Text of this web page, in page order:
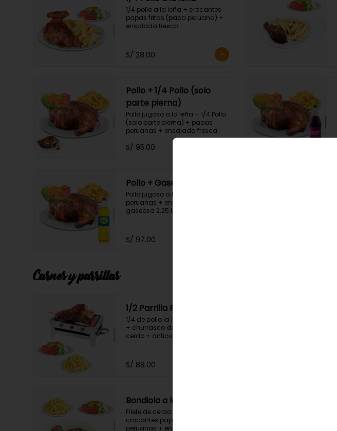
1/4 pollo a la leña + crocantes
papas fritas (papa peruana) +
ensalada fresca.
S/ 28.00
Pollo + 1/4 Pollo (solo
parte pierna)
Pollo jugoso a la leña + 1/4 Pollo
(solo parte pierna) + papas
peruanas + ensalada fresca.
S/ 95.00
Pollo + Gaseosa 2.25 Lt.
Pollo jugoso a la leña + papas
peruanas + ensalada fresca +
gaseosa 2.25 Lt.
S/ 97.00
Carnes y parrillas
1/2 Parrilla Familiar
1/4 de pollo la leña parte pierna
+ churrasco de res + chuleta de
cerdo + anticucho +  chorizo +
fresca.
S/ 88.00
Bondiola a la parrilla
Filete de cerdo de 500gr. +
crocantes papas fritas
peruanas + ensalada fresca.